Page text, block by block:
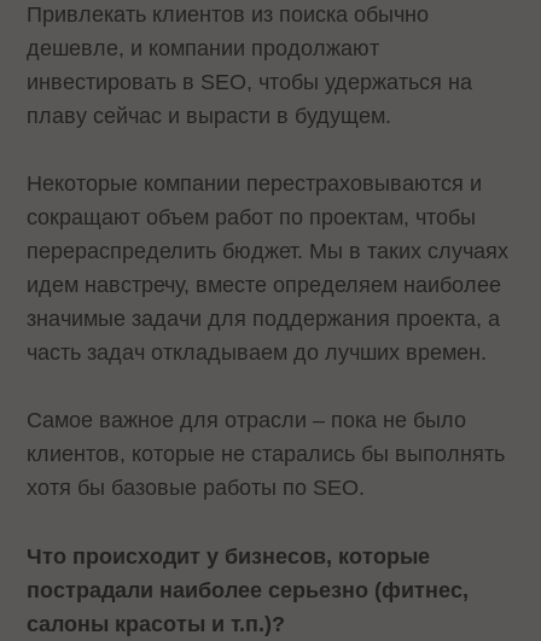
Привлекать клиентов из поиска обычно
дешевле, и компании продолжают
инвестировать в SEO, чтобы удержаться на
плаву сейчас и вырасти в будущем.
Некоторые компании перестраховываются и
сокращают объем работ по проектам, чтобы
перераспределить бюджет. Мы в таких случаях
идем навстречу, вместе определяем наиболее
значимые задачи для поддержания проекта, а
часть задач откладываем до лучших времен.
Самое важное для отрасли – пока не было
клиентов, которые не старались бы выполнять
хотя бы базовые работы по SEO.
Что происходит у бизнесов, которые
пострадали наиболее серьезно (фитнес,
салоны красоты и т.п.)?